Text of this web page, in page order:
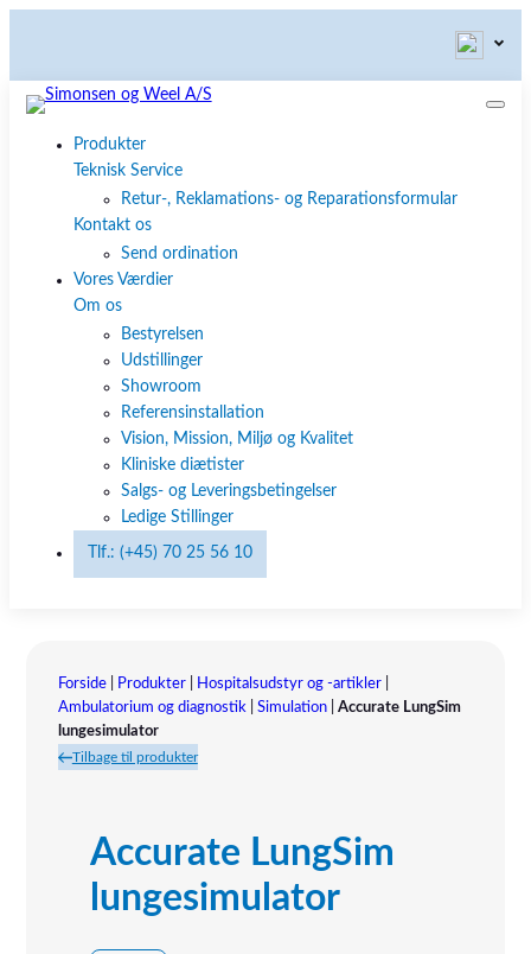
Produkter
Teknisk Service
Retur-, Reklamations- og Reparationsformular
Kontakt os
Send ordination
Vores Værdier
Om os
Bestyrelsen
Udstillinger
Showroom
Referensinstallation
Vision, Mission, Miljø og Kvalitet
Kliniske diætister
Salgs- og Leveringsbetingelser
Ledige Stillinger
Tlf.: (+45) 70 25 56 10
Forside| Produkter| Hospitalsudstyr og -artikler|
Ambulatorium og diagnostik| Simulation| Accurate LungSim
lungesimulator
Tilbage til produkter
Accurate LungSim
lungesimulator